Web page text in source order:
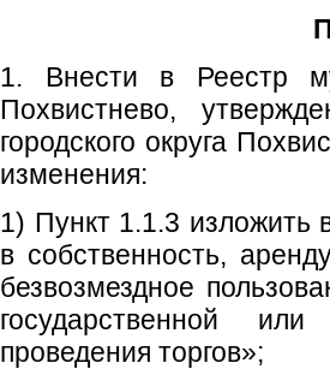
1. Внести в Реестр
Похвистнево,
городского округа
изменения:
1) Пункт 1.1.3 изложить
в собственность,
безвозмездное
государственной
проведения торгов»;